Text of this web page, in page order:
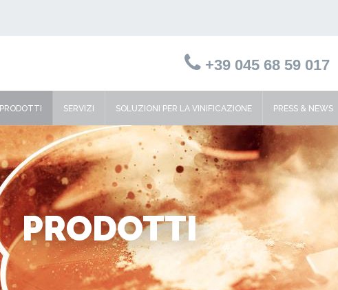
+39 045 68 59 017
PRODOTTI SERVIZI SOLUZIONI PER LA VINIFICAZIONE PRESS & NEWS
PRODOTTI